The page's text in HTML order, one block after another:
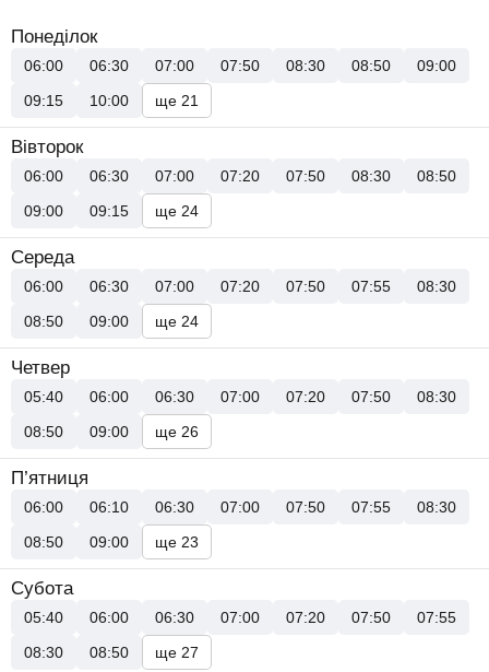
Понеділок
06:00 06:30 07:00 07:50 08:30 08:50
09:00
09:15
10:00 ще 21
Вівторок
06:00 06:30 07:00 07:20 07:50 08:30
08:50
09:00
09:15 ще 24
Середа
06:00 06:30 07:00 07:20 07:50 07:55
08:30
08:50
09:00 ще 24
Четвер
05:40 06:00 06:30 07:00 07:20 07:50
08:30
08:50
09:00 ще 26
П’ятниця
06:00 06:10 06:30 07:00 07:50 07:55
08:30
08:50
09:00 ще 23
Субота
05:40 06:00 06:30 07:00 07:20 07:50
07:55
08:30
08:50 ще 27